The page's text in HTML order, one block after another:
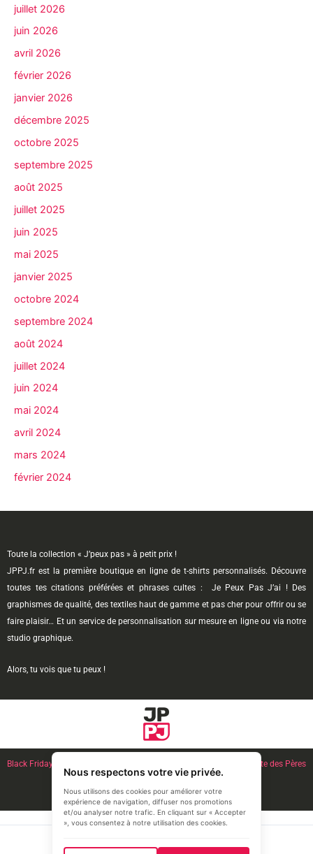
juillet 2026
juin 2026
avril 2026
février 2026
janvier 2026
décembre 2025
octobre 2025
septembre 2025
août 2025
juillet 2025
juin 2025
mai 2025
janvier 2025
octobre 2024
septembre 2024
août 2024
juillet 2024
juin 2024
mai 2024
avril 2024
mars 2024
février 2024
Toute la collection « J’peux pas » à petit prix !
JPPJ.fr est la première boutique en ligne de t-shirts personnalisés. Découvre
toutes tes citations préférées et phrases cultes : Je Peux Pas J’ai ! Des
graphismes de qualité, des textiles haut de gamme et pas cher pour offrir ou se
faire plaisir… Et un service de personnalisation sur mesure en ligne ou via notre
studio graphique.
Alors, tu vois que tu peux !
Black Friday
Fête des Pères
Couple Amoureux
© 2026 JPPJ.fr
Nous respectons votre vie privée.
Nous utilisons des cookies pour améliorer votre
expérience de navigation, diffuser nos promotions
et/ou analyser notre trafic. En cliquant sur « Accepter
», vous consentez à notre utilisation des cookies.